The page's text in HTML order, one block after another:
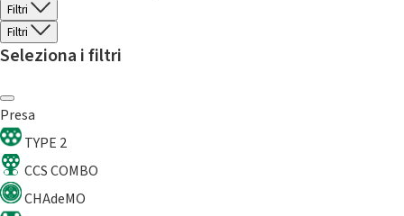
Filtri
Filtri
Seleziona i filtri
Presa
TYPE 2
CCS COMBO
CHAdeMO